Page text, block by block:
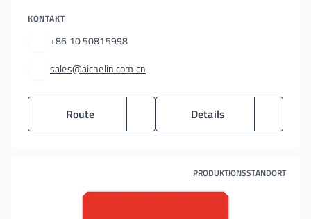
KONTAKT
+86 10 50815998
sales@aichelin.com.cn
Route Details
PRODUKTIONSSTANDORT